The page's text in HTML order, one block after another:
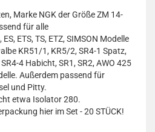
Marke NGK der Größe ZM 14-
für alle
ETS, TS, ETZ, SIMSON Modelle
KR51/1, KR5/2, SR4-1 Spatz,
4 Habicht, SR1, SR2, AWO 425
Außerdem passend für
und Pitty.
etwa Isolator 280.
hier im Set - 20 STÜCK!